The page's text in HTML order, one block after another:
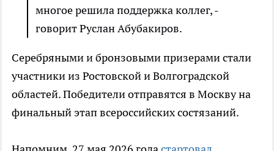
многое решила поддержка коллег, -
говорит Руслан Абубакиров.
Серебряными и бронзовыми призерами стали
участники из Ростовской и Волгоградской
областей. Победители отправятся в Москву на
финальный этап всероссийских состязаний.